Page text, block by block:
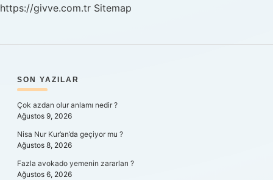
https://givve.com.tr Sitemap
SIDEBAR
SON YAZILAR
Çok azdan olur anlamı nedir ?
Ağustos 9, 2026
Nisa Nur Kur’an’da geçiyor mu ?
Ağustos 8, 2026
Fazla avokado yemenin zararları ?
Ağustos 6, 2026